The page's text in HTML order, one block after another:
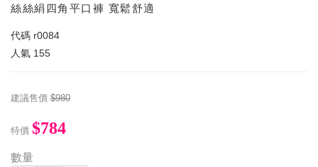
絲絲絹四角平口褲 寬鬆舒適
代碼 r0084
人氣 155
建議售價 $980
特價 $784
數量